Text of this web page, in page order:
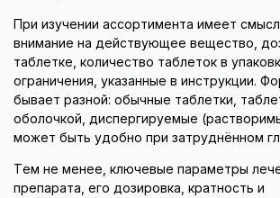
При изучении ассортимента имеет
внимание на действующее вещество,
таблетке, количество таблеток в
ограничения, указанные в инструкции.
бывает разной: обычные таблетки,
оболочкой, диспергируемые
может быть удобно при затруднённом
Тем не менее, ключевые параметры
препарата, его дозировка, кратность и